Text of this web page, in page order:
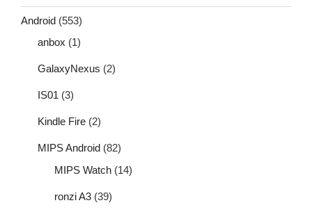
Android (553)
anbox (1)
GalaxyNexus (2)
IS01 (3)
Kindle Fire (2)
MIPS Android (82)
MIPS Watch (14)
ronzi A3 (39)